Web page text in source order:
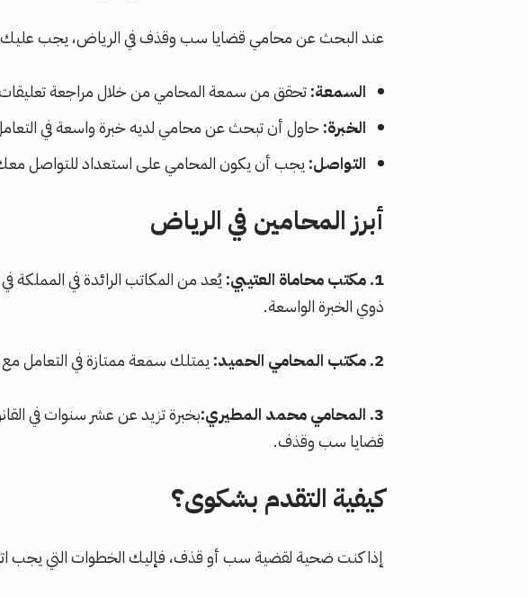
عند البحث عن محامي قضايا سب وقذف في الرياض، يجب عليك
السمعة:تحقق من سمعة المحامي من خلال مراجعة تعليقات
الخبرة:حاول أن تبحث عن محامي لديه خبرة واسعة في
التواصل: يجب أن يكون المحامي على استعداد للتواصل
أبرز المحامين في الرياض
1. مكتب محاماة العتيبي:
يُعد من المكاتب الرائدة في
ذوي الخبرة الواسعة.
2. مكتب المحامي الحميد: يمتلك سمعة ممتازة في التعامل مع
3. المحامي محمد المطيري:
بخبرة تزيد عن عشر سنوات في
قضايا سب وقذف.
كيفية التقدم بشكوى؟
إذا كنت ضحية لقضية سب أو قذف، فإليك الخطوات التي يجب